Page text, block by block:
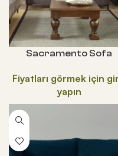
Sacramento Sofa